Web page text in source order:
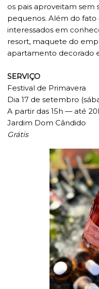
os pais aproveitam
pequenos. Além do fato
interessados em
resort, maquete do
apartamento decorado
SERVIÇO
Festival de Primavera
Dia 17 de setembro
A partir das 15h — até
Jardim Dom Cândido
Grátis